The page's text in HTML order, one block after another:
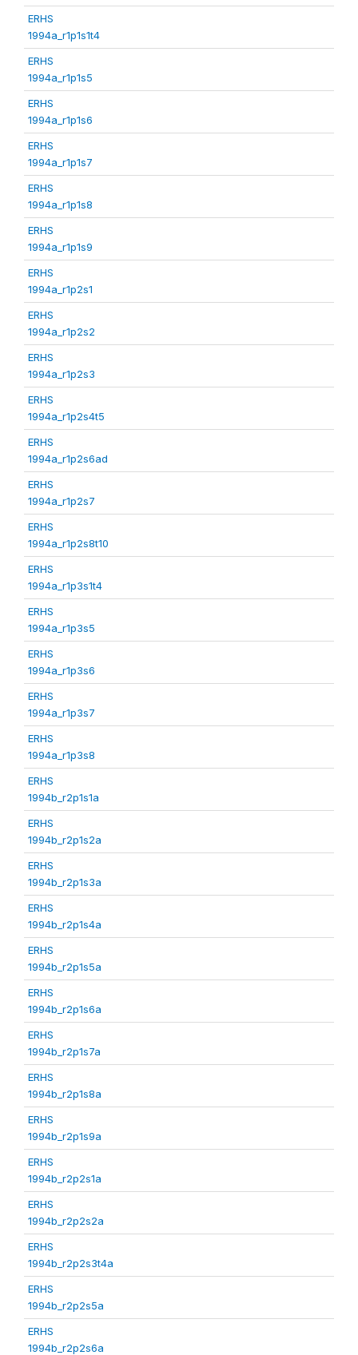
ERHS
1994a_r1p1s1t4
ERHS
1994a_r1p1s5
ERHS
1994a_r1p1s6
ERHS
1994a_r1p1s7
ERHS
1994a_r1p1s8
ERHS
1994a_r1p1s9
ERHS
1994a_r1p2s1
ERHS
1994a_r1p2s2
ERHS
1994a_r1p2s3
ERHS
1994a_r1p2s4t5
ERHS
1994a_r1p2s6ad
ERHS
1994a_r1p2s7
ERHS
1994a_r1p2s8t10
ERHS
1994a_r1p3s1t4
ERHS
1994a_r1p3s5
ERHS
1994a_r1p3s6
ERHS
1994a_r1p3s7
ERHS
1994a_r1p3s8
ERHS
1994b_r2p1s1a
ERHS
1994b_r2p1s2a
ERHS
1994b_r2p1s3a
ERHS
1994b_r2p1s4a
ERHS
1994b_r2p1s5a
ERHS
1994b_r2p1s6a
ERHS
1994b_r2p1s7a
ERHS
1994b_r2p1s8a
ERHS
1994b_r2p1s9a
ERHS
1994b_r2p2s1a
ERHS
1994b_r2p2s2a
ERHS
1994b_r2p2s3t4a
ERHS
1994b_r2p2s5a
ERHS
1994b_r2p2s6a